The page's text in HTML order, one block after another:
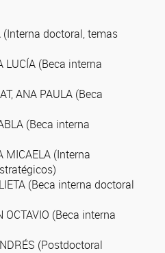
(Interna doctoral, temas
LUCÍA (Beca interna
ANA PAULA (Beca
(Beca interna
MICAELA (Interna
(Beca interna doctoral
OCTAVIO (Beca interna
(Postdoctoral